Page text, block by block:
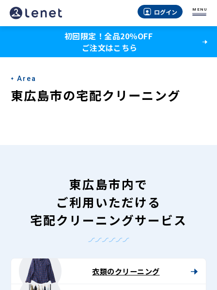
東
広
市
の
宅
ログイン MENU
初回限定！全品20％OFF
ご注文はこちら
Area
東広島市の宅配クリーニング
東広島市内で
ご利用いただける
宅配クリーニングサービス
衣類のクリーニング